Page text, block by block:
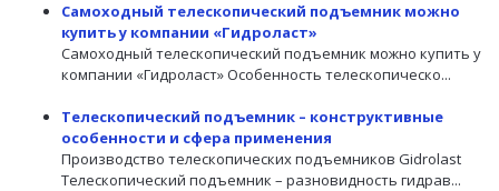
Самоходный телескопический подъемник можно
купить у компании «Гидроласт»
Самоходный телескопический подъемник можно купить у
компании «Гидроласт» Особенность телескопическо...
Телескопический подъемник – конструктивные
особенности и сфера применения
Производство телескопических подъемников Gidrolast
Телескопический подъемник – разновидность гидрав...